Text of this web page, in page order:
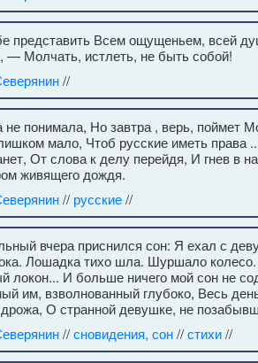
представить Всем ощущеньем, всей
— Молчать, истлеть, не быть собой!
//
не понимала, Но завтра , верь, поймет
мало, Чтоб русские иметь права
От слова к делу перейдя, И гнев в
живящего дождя.
// русские//
вчера приснился сон: Я ехал с
Лошадка тихо шла. Шуршало
локон... И больше ничего мой сон не
им, взволнованный глубоко, Весь
О странной девушке, не
//сновидения, сон//стихи//